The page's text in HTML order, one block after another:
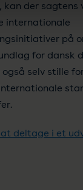
kan der sagtens
internationale
på
for dansk
selv stille
deltage i et